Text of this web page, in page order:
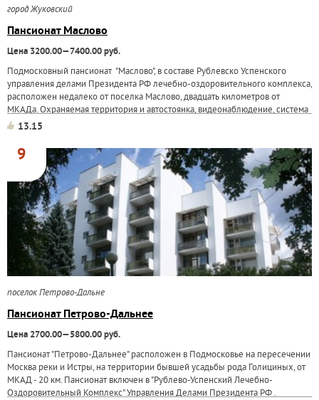
город Жуковский
Пансионат Маслово
Цена 3200.00—7400.00 руб.
Подмосковный пансионат "Маслово", в составе Рублевско Успенского
управления делами Президента РФ лечебно-оздоровительного комплекса,
расположен недалеко от поселка Маслово, двадцать километров от
МКАДа. Охраняемая территория и автостоянка, видеонаблюдение, система
пожарной...
13.15
9
поселок Петрово-Дальне
Пансионат Петрово-Дальнее
Цена 2700.00—5800.00 руб.
Пансионат "Петрово-Дальнее" расположен в Подмосковье на пересечении
Москва реки и Истры, на территории бывшей усадьбы рода Голициных, от
МКАД - 20 км. Пансионат включен в "Рублево-Успенский Лечебно-
Оздоровительный Комплекс" Управления Делами Президента РФ .